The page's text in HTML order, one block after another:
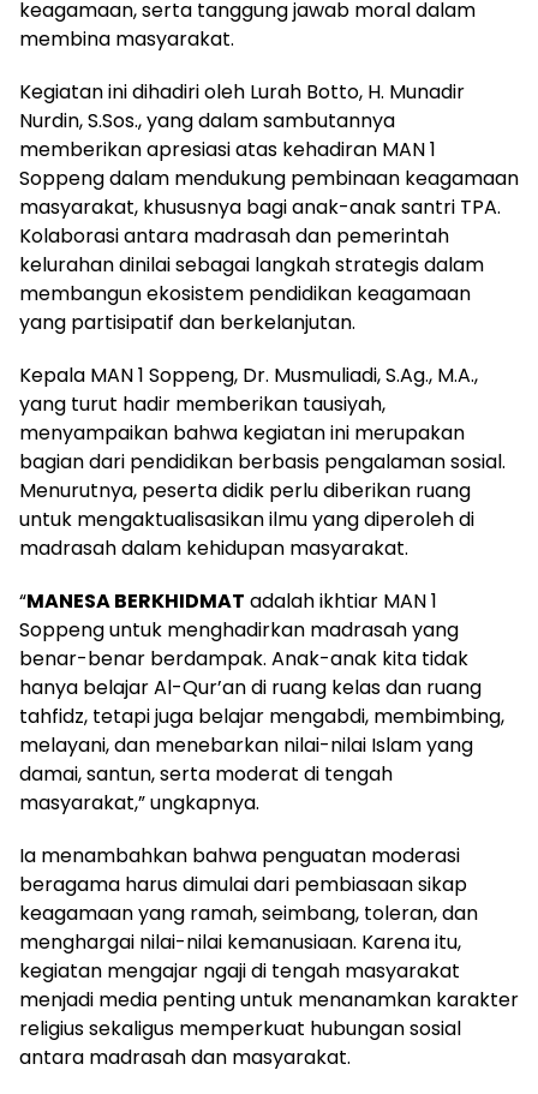
keagamaan, serta tanggung jawab moral dalam
membina masyarakat.
Kegiatan ini dihadiri oleh Lurah Botto, H. Munadir
Nurdin, S.Sos., yang dalam sambutannya
memberikan apresiasi atas kehadiran MAN 1
Soppeng dalam mendukung pembinaan keagamaan
masyarakat, khususnya bagi anak-anak santri TPA.
Kolaborasi antara madrasah dan pemerintah
kelurahan dinilai sebagai langkah strategis dalam
membangun ekosistem pendidikan keagamaan
yang partisipatif dan berkelanjutan.
Kepala MAN 1 Soppeng, Dr. Musmuliadi, S.Ag., M.A.,
yang turut hadir memberikan tausiyah,
menyampaikan bahwa kegiatan ini merupakan
bagian dari pendidikan berbasis pengalaman sosial.
Menurutnya, peserta didik perlu diberikan ruang
untuk mengaktualisasikan ilmu yang diperoleh di
madrasah dalam kehidupan masyarakat.
“MANESA BERKHIDMAT adalah ikhtiar MAN 1
Soppeng untuk menghadirkan madrasah yang
benar-benar berdampak. Anak-anak kita tidak
hanya belajar Al-Qur’an di ruang kelas dan ruang
tahfidz, tetapi juga belajar mengabdi, membimbing,
melayani, dan menebarkan nilai-nilai Islam yang
damai, santun, serta moderat di tengah
masyarakat,” ungkapnya.
Ia menambahkan bahwa penguatan moderasi
beragama harus dimulai dari pembiasaan sikap
keagamaan yang ramah, seimbang, toleran, dan
menghargai nilai-nilai kemanusiaan. Karena itu,
kegiatan mengajar ngaji di tengah masyarakat
menjadi media penting untuk menanamkan karakter
religius sekaligus memperkuat hubungan sosial
antara madrasah dan masyarakat.